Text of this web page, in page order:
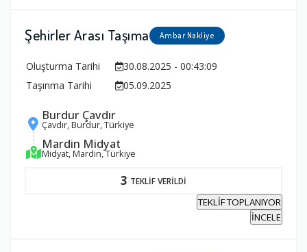
Şehirler Arası Taşıma Ambar Nakliye
Oluşturma Tarihi
30.08.2025 - 00:43:09
Taşınma Tarihi
05.09.2025
Burdur Çavdır
Çavdır, Burdur, Türkiye
Mardin Midyat
Midyat, Mardin, Türkiye
3 TEKLİF VERİLDİ
TEKLİF TOPLANIYOR
İNCELE